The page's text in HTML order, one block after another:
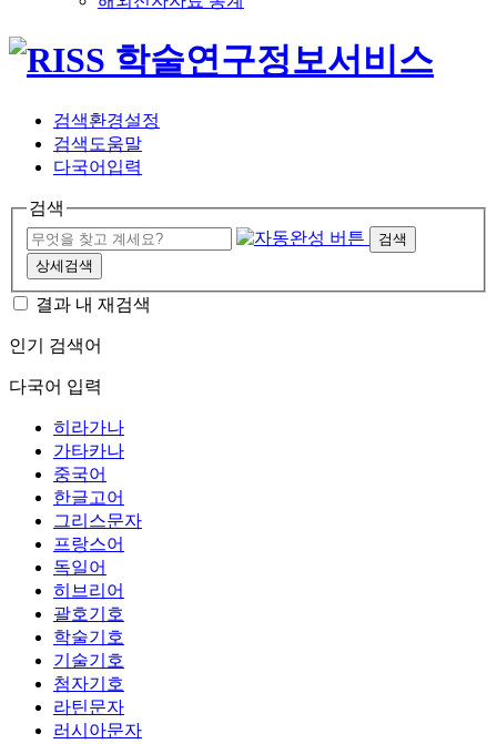
검색환경설정
검색도움말
다국어입력
검색
검색
상세검색
결과 내 재검색
인기 검색어
다국어 입력
히라가나
가타카나
중국어
한글고어
그리스문자
프랑스어
독일어
히브리어
괄호기호
학술기호
기술기호
첨자기호
라틴문자
러시아문자